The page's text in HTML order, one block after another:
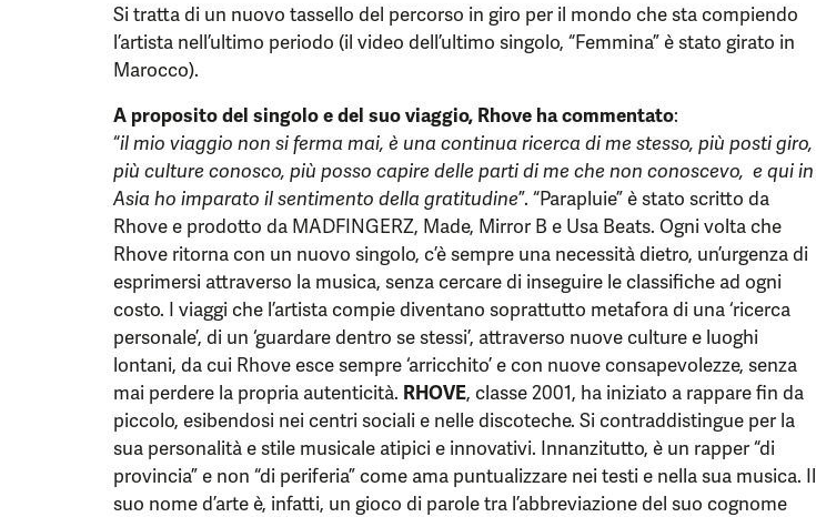
Si tratta di un nuovo tassello del percorso in giro per il mondo che sta compiendo
l’artista nell’ultimo periodo (il video dell’ultimo singolo, “Femmina” è stato girato in
Marocco).
A proposito del singolo e del suo viaggio, Rhove ha commentato:
“il mio viaggio non si ferma mai, è una continua ricerca di me stesso, più posti giro,
più culture conosco, più posso capire delle parti di me che non conoscevo, e qui in
Asia ho imparato il sentimento della gratitudine”. “Parapluie” è stato scritto da
Rhove e prodotto da MADFINGERZ, Made, Mirror B e Usa Beats. Ogni volta che
Rhove ritorna con un nuovo singolo, c’è sempre una necessità dietro, un’urgenza di
esprimersi attraverso la musica, senza cercare di inseguire le classifiche ad ogni
costo. I viaggi che l’artista compie diventano soprattutto metafora di una ‘ricerca
personale’, di un ‘guardare dentro se stessi’, attraverso nuove culture e luoghi
lontani, da cui Rhove esce sempre ‘arricchito’ e con nuove consapevolezze, senza
mai perdere la propria autenticità. RHOVE, classe 2001, ha iniziato a rappare fin da
piccolo, esibendosi nei centri sociali e nelle discoteche. Si contraddistingue per la
sua personalità e stile musicale atipici e innovativi. Innanzitutto, è un rapper “di
provincia” e non “di periferia” come ama puntualizzare nei testi e nella sua musica. Il
suo nome d’arte è, infatti, un gioco di parole tra l’abbreviazione del suo cognome